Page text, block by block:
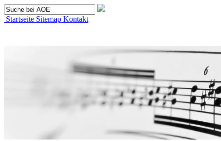
Startseite Sitemap Kontakt